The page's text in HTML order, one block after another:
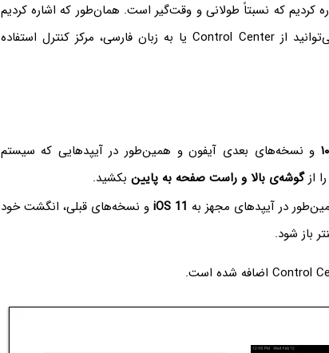
کردیم که نسبتاً طولانی و وقت‌گیر است. همان‌طور که اشاره کردیم
برای فعال کردن سریع حالت کم‌مصرف، می‌توانید از Control Center یا به زبان فارسی، مرکز کنترل استفاده
و نسخه‌های بعدی آیفون و همین‌طور در آیپدهایی که سیستم
گوشه‌ی بالا و راست صفحه به پایین بکشید.
در آیپدهای مجهز به iOS 11 و نسخه‌های قبلی، انگشت خود
باز شود.